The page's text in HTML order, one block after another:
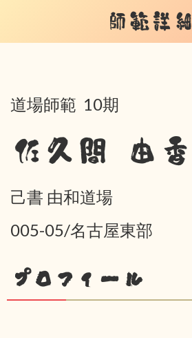
師範詳細
道場師範 10期
佐久間 由香
己書 由和道場
005-05/名古屋東部
プロフィール